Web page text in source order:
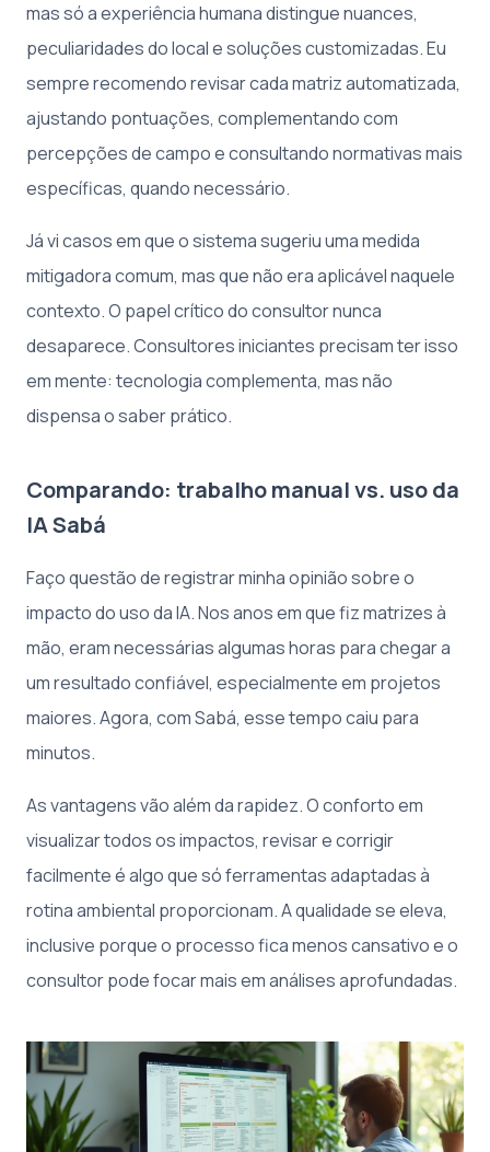
mas só a experiência humana distingue nuances,
peculiaridades do local e soluções customizadas. Eu
sempre recomendo revisar cada matriz automatizada,
ajustando pontuações, complementando com
percepções de campo e consultando normativas mais
específicas, quando necessário.
Já vi casos em que o sistema sugeriu uma medida
mitigadora comum, mas que não era aplicável naquele
contexto. O papel crítico do consultor nunca
desaparece. Consultores iniciantes precisam ter isso
em mente: tecnologia complementa, mas não
dispensa o saber prático.
Comparando: trabalho manual vs. uso da
IA Sabá
Faço questão de registrar minha opinião sobre o
impacto do uso da IA. Nos anos em que fiz matrizes à
mão, eram necessárias algumas horas para chegar a
um resultado confiável, especialmente em projetos
maiores. Agora, com Sabá, esse tempo caiu para
minutos.
As vantagens vão além da rapidez. O conforto em
visualizar todos os impactos, revisar e corrigir
facilmente é algo que só ferramentas adaptadas à
rotina ambiental proporcionam. A qualidade se eleva,
inclusive porque o processo fica menos cansativo e o
consultor pode focar mais em análises aprofundadas.